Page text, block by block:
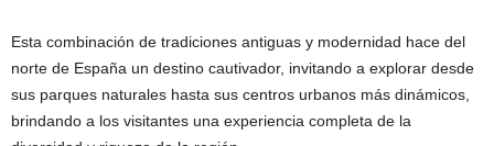
Esta combinación de tradiciones antiguas y modernidad hace del
norte de España un destino cautivador, invitando a explorar desde
sus parques naturales hasta sus centros urbanos más dinámicos,
brindando a los visitantes una experiencia completa de la